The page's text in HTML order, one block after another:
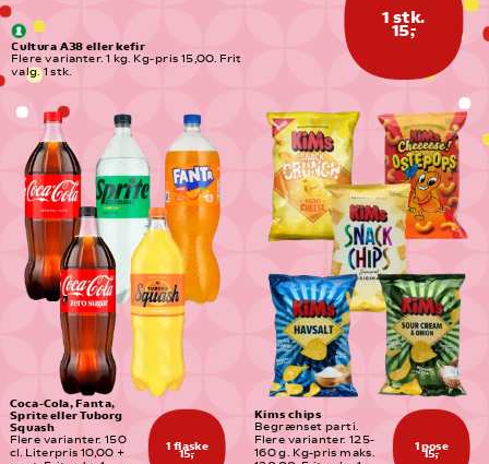
1 flaske
15,-
Coca-Cola, Fanta,
Sprite eller Tuborg
Squash
Flere varianter. 150
cl. Literpris 10,00 +
1 pose
15,-
Kims chips
Begrænset parti.
Flere varianter. 125-
160 g. Kg-pris maks.
1 stk.
15,-
Cultura A38 eller kefir
Flere varianter. 1 kg. Kg-pris 15,00. Frit
valg. 1 stk.